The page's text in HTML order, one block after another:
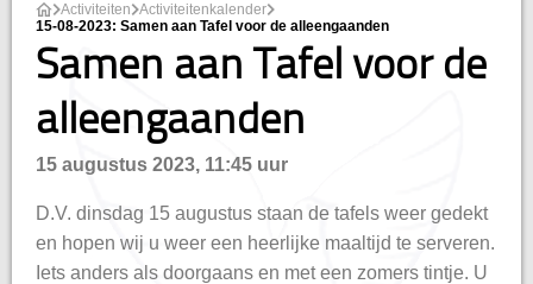
Activiteiten Activiteitenkalender
15-08-2023: Samen aan Tafel voor de alleengaanden
Samen aan Tafel voor de
alleengaanden
15 augustus 2023, 11:45 uur
D.V. dinsdag 15 augustus staan de tafels weer gedekt
en hopen wij u weer een heerlijke maaltijd te serveren.
Iets anders als doorgaans en met een zomers tintje. U